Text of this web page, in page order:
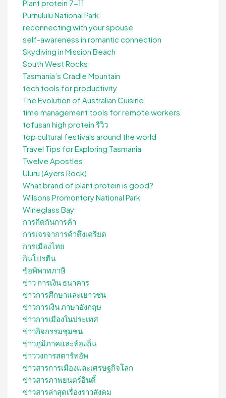
Plant protein 7-11
Purnululu National Park
reconnecting with your spouse
self-awareness in romantic connection
Skydiving in Mission Beach
South West Rocks
Tasmania’s Cradle Mountain
tech tools for productivity
The Evolution of Australian Cuisine
time management tools for remote workers
tofusan high protein รีวิว
top cultural festivals around the world
Travel Tips for Exploring Tasmania
Twelve Apostles
Uluru (Ayers Rock)
What brand of plant protein is good?
Wilsons Promontory National Park
Wineglass Bay
การกีดกันการค้า
การเจรจาการค้าตึงเครียด
การเมืองไทย
กินโปรตีน
ข้อพิพาทภาษี
ข่าว การเงิน ธนาคาร
ข่าวการศึกษาและเยาวชน
ข่าวการเงิน ภาษาอังกฤษ
ข่าวการเมืองในประเทศ
ข่าวกิจกรรมชุมชน
ข่าวภูมิภาคและท้องถิ่น
ข่าววงการสตาร์ทอัพ
ข่าวสารการเมืองและเศรษฐกิจโลก
ข่าวสารภาพยนตร์อินดี้
ข่าวสารล่าสุดเรื่องราวสังคม